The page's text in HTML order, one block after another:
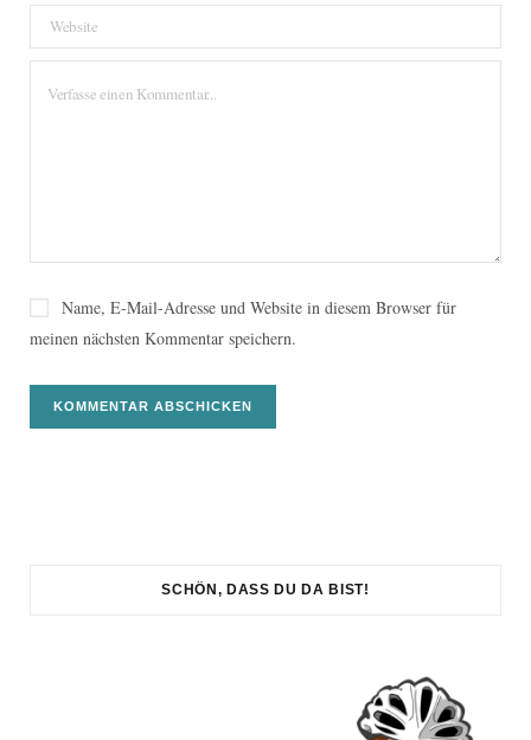
Name, E-Mail-Adresse und Website in diesem Browser für
meinen nächsten Kommentar speichern.
SCHÖN, DASS DU DA BIST!